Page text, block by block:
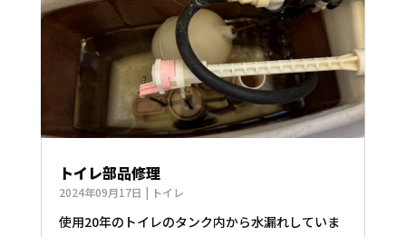
トイレ部品修理
2024年09月17日 | トイレ
使用20年のトイレのタンク内から水漏れしていま